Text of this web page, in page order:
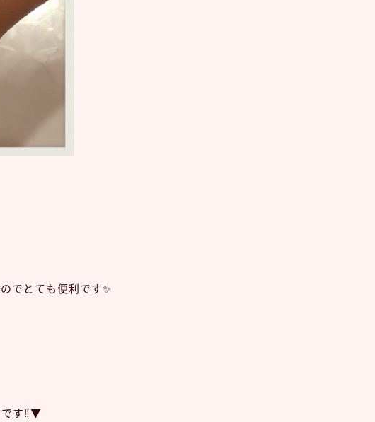
でとても便利です✨
です‼︎▼